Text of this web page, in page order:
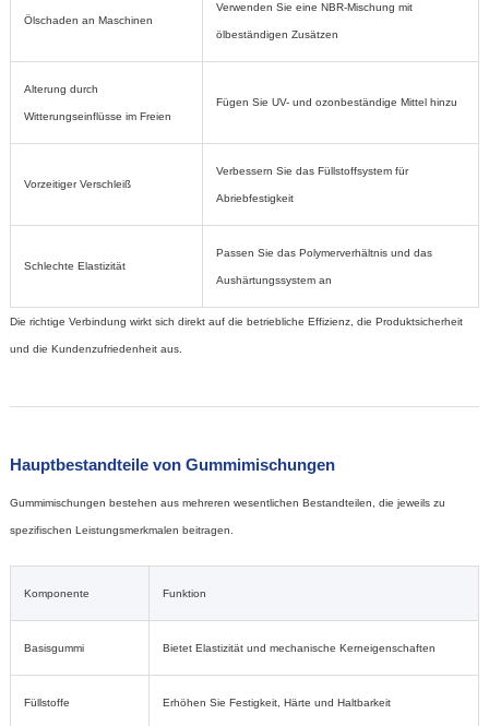
Ölschaden an Maschinen
Verwenden Sie eine NBR-Mischung mit
ölbeständigen Zusätzen
Alterung durch
Witterungseinflüsse im Freien
Fügen Sie UV- und ozonbeständige Mittel hinzu
Vorzeitiger Verschleiß
Verbessern Sie das Füllstoffsystem für
Abriebfestigkeit
Schlechte Elastizität
Passen Sie das Polymerverhältnis und das
Aushärtungssystem an
Die richtige Verbindung wirkt sich direkt auf die betriebliche Effizienz, die Produktsicherheit
und die Kundenzufriedenheit aus.
Hauptbestandteile von Gummimischungen
Gummimischungen bestehen aus mehreren wesentlichen Bestandteilen, die jeweils zu
spezifischen Leistungsmerkmalen beitragen.
Komponente Funktion
Basisgummi Bietet Elastizität und mechanische Kerneigenschaften
Füllstoffe Erhöhen Sie Festigkeit, Härte und Haltbarkeit